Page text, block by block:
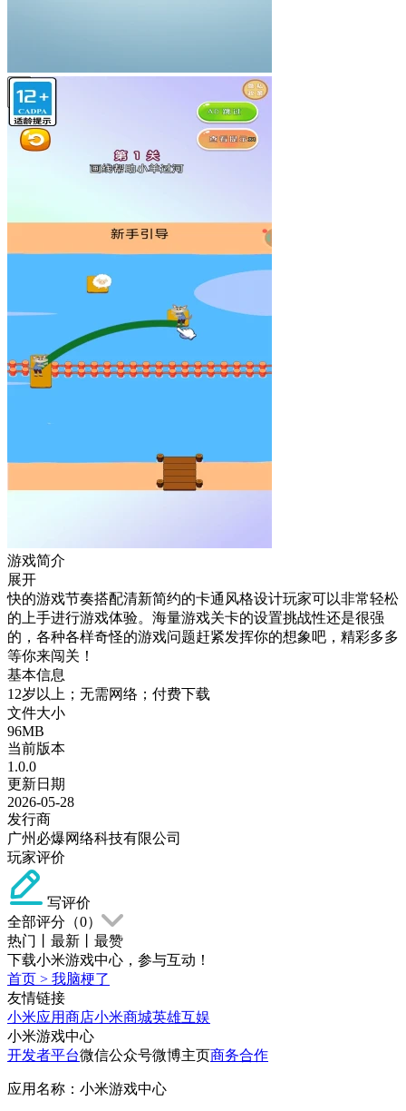
游戏简介
展开
快的游戏节奏搭配清新简约的卡通风格设计玩家可以非常轻松
的上手进行游戏体验。海量游戏关卡的设置挑战性还是很强
的，各种各样奇怪的游戏问题赶紧发挥你的想象吧，精彩多多
等你来闯关！
基本信息
12岁以上；无需网络；付费下载
文件大小
96MB
当前版本
1.0.0
更新日期
2026-05-28
发行商
广州必爆网络科技有限公司
玩家评价
写评价
全部评分（0）
热门
最新
最赞
下载小米游戏中心，参与互动！
首页 > 我脑梗了
友情链接
小米应用商店小米商城英雄互娱
小米游戏中心
开发者平台微信公众号微博主页商务合作
应用名称：小米游戏中心